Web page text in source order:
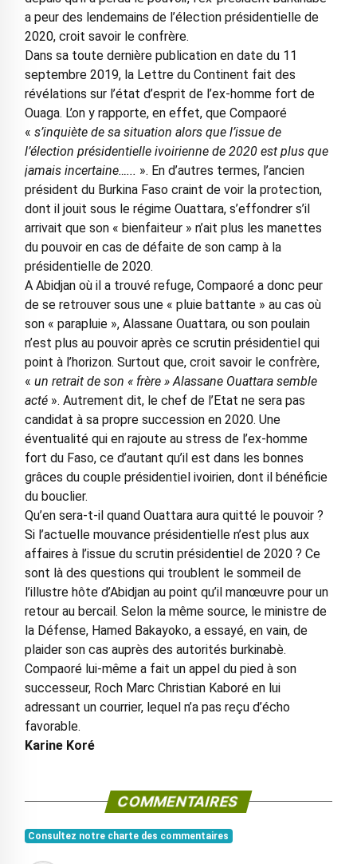
a peur des lendemains de l’élection présidentielle de
2020, croit savoir le confrère.
Dans sa toute dernière publication en date du 11
septembre 2019, la Lettre du Continent fait des
révélations sur l’état d’esprit de l’ex-homme fort de
Ouaga. L’on y rapporte, en effet, que Compaoré
« s’inquiète de sa situation alors que l’issue de
l’élection présidentielle ivoirienne de 2020 est plus que
jamais incertaine…... ». En d’autres termes, l’ancien
président du Burkina Faso craint de voir la protection,
dont il jouit sous le régime Ouattara, s’effondrer s’il
arrivait que son « bienfaiteur » n’ait plus les manettes
du pouvoir en cas de défaite de son camp à la
présidentielle de 2020.
A Abidjan où il a trouvé refuge, Compaoré a donc peur
de se retrouver sous une « pluie battante » au cas où
son « parapluie », Alassane Ouattara, ou son poulain
n’est plus au pouvoir après ce scrutin présidentiel qui
point à l’horizon. Surtout que, croit savoir le confrère,
« un retrait de son « frère » Alassane Ouattara semble
acté». Autrement dit, le chef de l’Etat ne sera pas
candidat à sa propre succession en 2020. Une
éventualité qui en rajoute au stress de l’ex-homme
fort du Faso, ce d’autant qu’il est dans les bonnes
grâces du couple présidentiel ivoirien, dont il bénéficie
du bouclier.
Qu’en sera-t-il quand Ouattara aura quitté le pouvoir ?
Si l’actuelle mouvance présidentielle n’est plus aux
affaires à l’issue du scrutin présidentiel de 2020 ? Ce
sont là des questions qui troublent le sommeil de
l’illustre hôte d’Abidjan au point qu’il manœuvre pour un
retour au bercail. Selon la même source, le ministre de
la Défense, Hamed Bakayoko, a essayé, en vain, de
plaider son cas auprès des autorités burkinabè.
Compaoré lui-même a fait un appel du pied à son
successeur, Roch Marc Christian Kaboré en lui
adressant un courrier, lequel n’a pas reçu d’écho
favorable.
Karine Koré
COMMENTAIRES
Consultez notre charte des commentaires